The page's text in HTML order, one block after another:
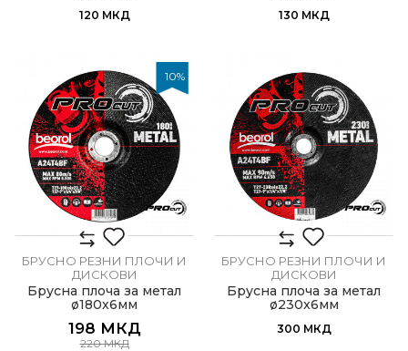
120 МКД 130 МКД
10%
БРУСНО РЕЗНИ ПЛОЧИ И
ДИСКОВИ
Брусна плоча за метал
ø180x6мм
198 МКД
220МКД
БРУСНО РЕЗНИ ПЛОЧИ И
ДИСКОВИ
Брусна плоча за метал
ø230x6мм
300 МКД